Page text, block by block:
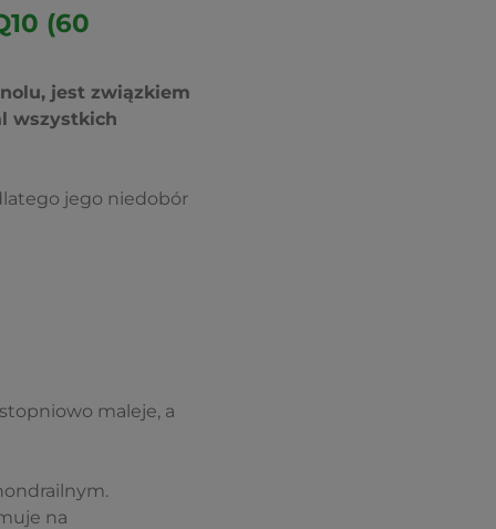
(60
jest związkiem
wszystkich
jego niedobór
maleje, a
na